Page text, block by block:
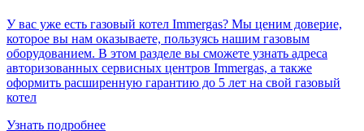
У вас уже есть газовый котел Immergas? Мы ценим доверие,
которое вы нам оказываете, пользуясь нашим газовым
оборудованием. В этом разделе вы сможете узнать адреса
авторизованных сервисных центров Immergas, а также
оформить расширенную гарантию до 5 лет на свой газовый
котел
Узнать подробнее